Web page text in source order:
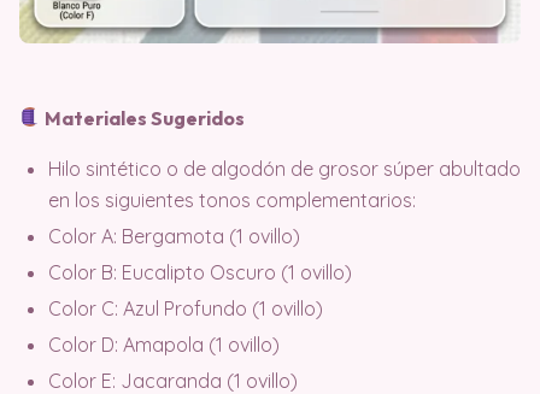
Materiales Sugeridos
Hilo sintético o de algodón de grosor súper abultado
en los siguientes tonos complementarios:
Color A: Bergamota (1 ovillo)
Color B: Eucalipto Oscuro (1 ovillo)
Color C: Azul Profundo (1 ovillo)
Color D: Amapola (1 ovillo)
Color E: Jacaranda (1 ovillo)